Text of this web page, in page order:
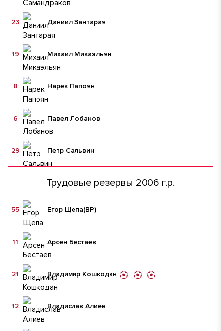
Даниил Зантарая
23
Михаил Микаэльян
19
Нарек Папоян
8
Павел Лобанов
6
Петр Сальвин
29
Трудовые резервы 2006 г.р.
Егор Щепа(ВР)
55
Арсен Бестаев
11
Владимир Кошкодан
21
Владислав Алиев
12